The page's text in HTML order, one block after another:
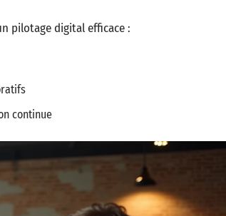
pilotage digital efficace :
continue